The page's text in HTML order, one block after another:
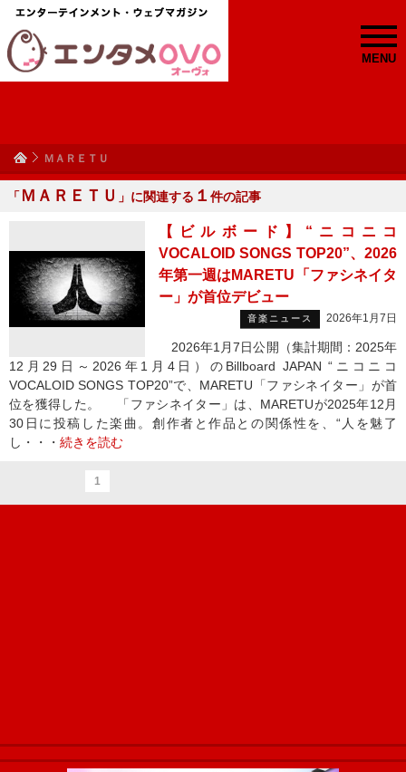
MENU
ＭＡＲＥＴＵ
「 ＭＡＲＥＴＵ 」に関連する １ 件の記事
【ビルボード】“ニコニコ
VOCALOID SONGS TOP20”、2026
年第一週はMARETU「ファシネイタ
ー」が首位デビュー
音楽ニュース 2026年1月7日
2026年1月7日公開（集計期間：2025年
12月29日～2026年1月4日）のBillboard JAPAN “ニコニコ
VOCALOID SONGS TOP20”で、MARETU「ファシネイター」が首
位を獲得した。 「ファシネイター」は、MARETUが2025年12月
30日に投稿した楽曲。創作者と作品との関係性を、“人を魅了
し・・・ 続きを読む
1